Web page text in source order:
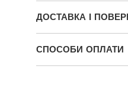
ДОСТАВКА І
СПОСОБИ ОПЛАТИ